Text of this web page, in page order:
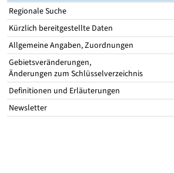
Regionale Suche
Kürzlich bereitgestellte Daten
Allgemeine Angaben, Zuordnungen
Gebietsveränderungen,
Änderungen zum Schlüsselverzeichnis
Definitionen und Erläuterungen
Newsletter